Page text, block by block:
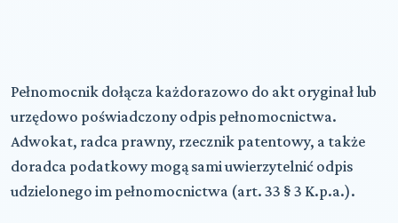
Pełnomocnik dołącza każdorazowo do akt oryginał lub
urzędowo poświadczony odpis pełnomocnictwa.
Adwokat, radca prawny, rzecznik patentowy, a także
doradca podatkowy mogą sami uwierzytelnić odpis
udzielonego im pełnomocnictwa (art. 33 § 3 K.p.a.).